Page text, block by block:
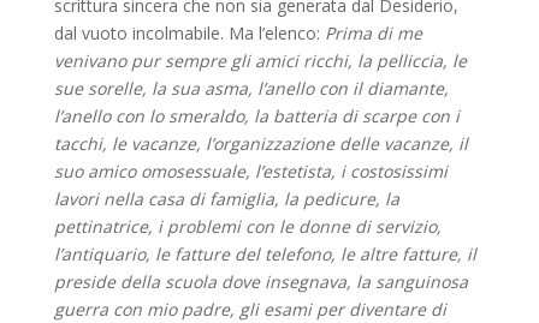
scrittura sincera che non sia generata dal Desiderio,
dal vuoto incolmabile. Ma l’elenco: Prima di me
venivano pur sempre gli amici ricchi, la pelliccia, le
sue sorelle, la sua asma, l’anello con il diamante,
l’anello con lo smeraldo, la batteria di scarpe con i
tacchi, le vacanze, l’organizzazione delle vacanze, il
suo amico omosessuale, l’estetista, i costosissimi
lavori nella casa di famiglia, la pedicure, la
pettinatrice, i problemi con le donne di servizio,
l’antiquario, le fatture del telefono, le altre fatture, il
preside della scuola dove insegnava, la sanguinosa
guerra con mio padre, gli esami per diventare di